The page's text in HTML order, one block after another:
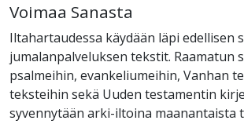
Voimaa Sanasta
Iltahartaudessa käydään läpi edellisen
jumalanpalveluksen tekstit. Raamatun
psalmeihin, evankeliumeihin, Vanhan
teksteihin sekä Uuden testamentin
syvennytään arki-iltoina maanantaista